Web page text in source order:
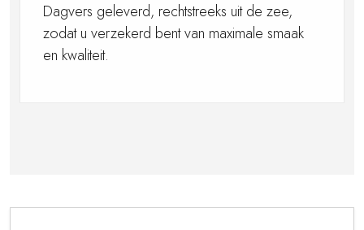
Dagvers geleverd, rechtstreeks uit de zee,
zodat u verzekerd bent van maximale smaak
en kwaliteit.